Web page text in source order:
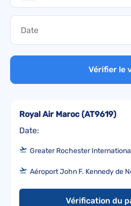
Vérifier le
Date:
Royal Air Maroc (AT9619)
Greater Rochester
Aéroport John F. Kennedy de
Vérification du